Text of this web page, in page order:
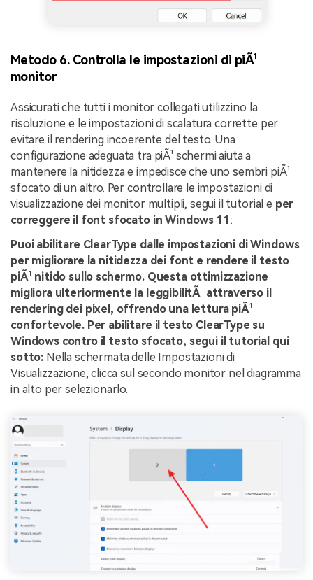
Metodo 6. Controlla le impostazioni di piÃ¹
monitor
Assicurati che tutti i monitor collegati utilizzino la
risoluzione e le impostazioni di scalatura corrette per
evitare il rendering incoerente del testo. Una
configurazione adeguata tra piÃ¹ schermi aiuta a
mantenere la nitidezza e impedisce che uno sembri piÃ¹
sfocato di un altro. Per controllare le impostazioni di
visualizzazione dei monitor multipli, segui il tutorial e per
correggere il font sfocato in Windows 11:
Puoi abilitare ClearType dalle impostazioni di Windows
per migliorare la nitidezza dei font e rendere il testo
piÃ¹ nitido sullo schermo. Questa ottimizzazione
migliora ulteriormente la leggibilitÃ attraverso il
rendering dei pixel, offrendo una lettura piÃ¹
confortevole. Per abilitare il testo ClearType su
Windows contro il testo sfocato, segui il tutorial qui
sotto: Nella schermata delle Impostazioni di
Visualizzazione, clicca sul secondo monitor nel diagramma
in alto per selezionarlo.